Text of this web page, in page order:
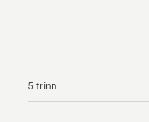
5 trinn